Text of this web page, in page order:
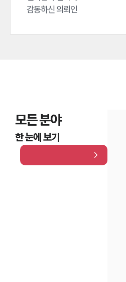
감동하신 의뢰인
모든 분야
한 눈에 보기